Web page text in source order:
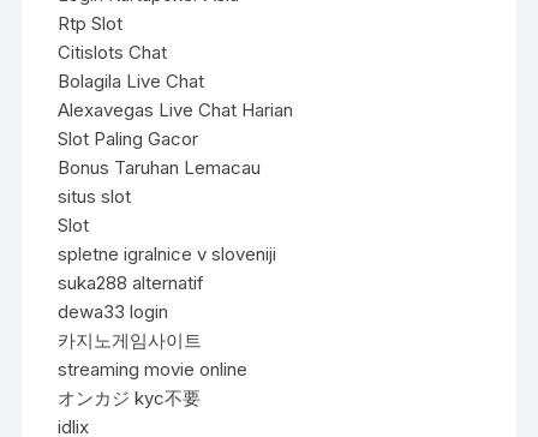
Rtp Slot
Citislots Chat
Bolagila Live Chat
Alexavegas Live Chat Harian
Slot Paling Gacor
Bonus Taruhan Lemacau
situs slot
Slot
spletne igralnice v sloveniji
suka288 alternatif
dewa33 login
카지노게임사이트
streaming movie online
オンカジ kyc不要
idlix